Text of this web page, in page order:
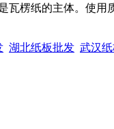
楞纸的主体。使
湖北纸板批发 武汉